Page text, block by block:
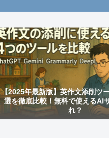
【2025年最新版】英作文添削ツ
選を徹底比較！無料で使えるAI
れ？